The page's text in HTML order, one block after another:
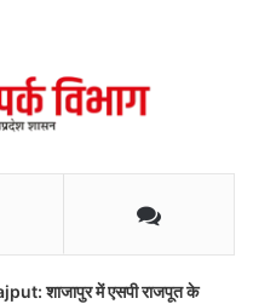
शाजापुर में एसपी राजपूत के